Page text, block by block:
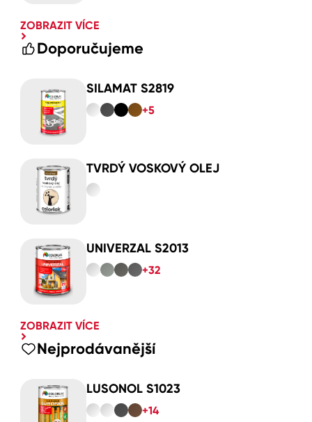
ZOBRAZIT VÍCE
Doporučujeme
SILAMAT S2819
+5
TVRDÝ VOSKOVÝ OLEJ
UNIVERZAL S2013
+32
ZOBRAZIT VÍCE
Nejprodávanější
LUSONOL S1023
+14